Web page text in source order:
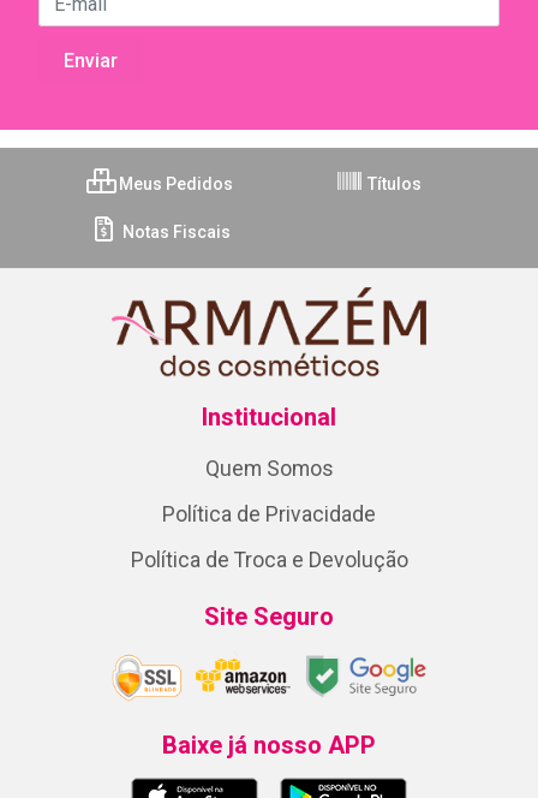
Meus Pedidos Títulos
Notas Fiscais
Institucional
Quem Somos
Política de Privacidade
Política de Troca e Devolução
Site Seguro
Baixe já nosso APP